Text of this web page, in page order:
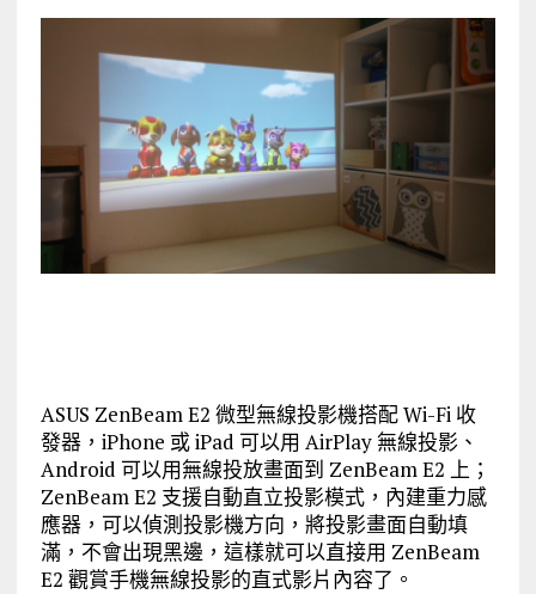
ASUS ZenBeam E2 微型無線投影機搭配 Wi-Fi 收
發器，iPhone 或 iPad 可以用 AirPlay 無線投影、
Android 可以用無線投放畫面到 ZenBeam E2 上；
ZenBeam E2 支援自動直立投影模式，內建重力感
應器，可以偵測投影機方向，將投影畫面自動填
滿，不會出現黑邊，這樣就可以直接用 ZenBeam
E2 觀賞手機無線投影的直式影片內容了。